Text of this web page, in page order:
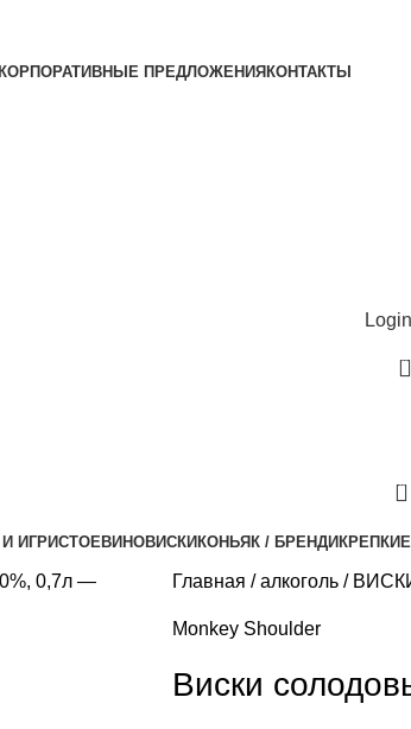
КОРПОРАТИВНЫЕ ПРЕДЛОЖЕНИЯ КОНТАКТЫ
0
0
ИГРИСТОЕВИНОВИСКИКОНЬЯК / БРЕНДИ
Главная алкоголь
Monkey Shoulder
Виски